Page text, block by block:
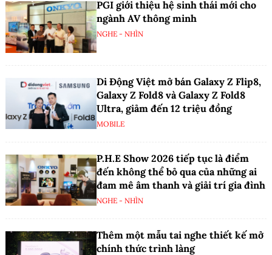
PGI giới thiệu hệ sinh thái mới cho
ngành AV thông minh
NGHE - NHÌN
Di Động Việt mở bán Galaxy Z Flip8,
Galaxy Z Fold8 và Galaxy Z Fold8
Ultra, giảm đến 12 triệu đồng
MOBILE
P.H.E Show 2026 tiếp tục là điểm
đến không thể bỏ qua của những ai
đam mê âm thanh và giải trí gia đình
NGHE - NHÌN
Thêm một mẫu tai nghe thiết kế mở
chính thức trình làng